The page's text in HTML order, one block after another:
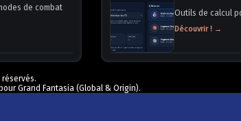
de combat
Outils de calcul
Découvrir ! →
Grand Fantasia (Global & Origin).